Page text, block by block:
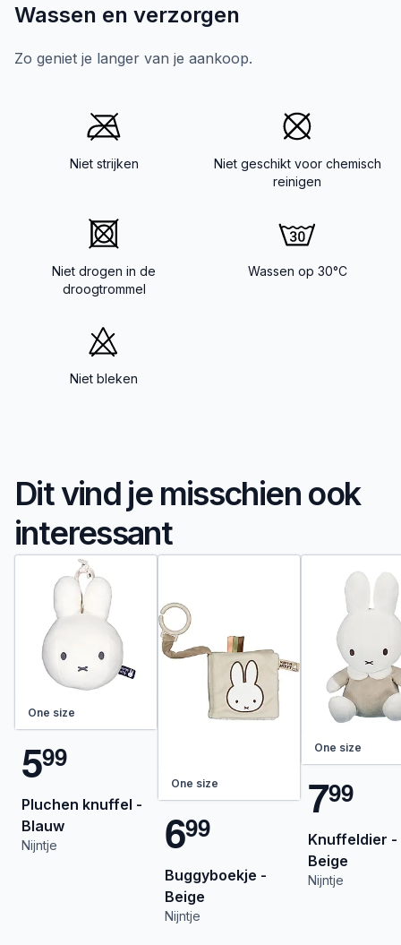
Wassen en verzorgen
Zo geniet je langer van je aankoop.
Niet strijken
Niet geschikt voor chemisch
reinigen
Niet drogen in de
droogtrommel
Wassen op 30°C
Niet bleken
Dit vind je misschien ook
interessant
One size
599
Pluchen knuffel -
Blauw
Nijntje
One size
699
Buggyboekje -
Beige
Nijntje
One size
799
Knuffeldier -
Beige
Nijntje